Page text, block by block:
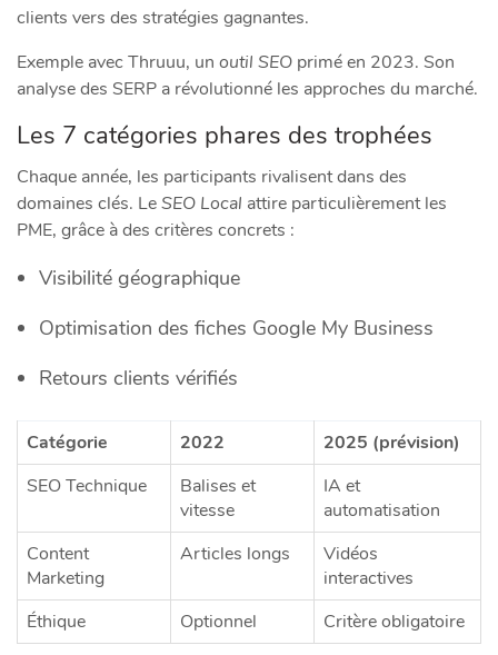
clients vers des stratégies gagnantes.
Exemple avec Thruuu, un outil SEO primé en 2023. Son
analyse des SERP a révolutionné les approches du marché.
Les 7 catégories phares des trophées
Chaque année, les participants rivalisent dans des
domaines clés. LeSEO Local attire particulièrement les
PME, grâce à des critères concrets :
Visibilité géographique
Optimisation des fiches Google My Business
Retours clients vérifiés
Catégorie 2022
2025 (prévision)
SEO Technique
Balises et
vitesse
IA et
automatisation
Content
Marketing
Articles longs
Vidéos
interactives
Éthique
Optionnel Critère obligatoire